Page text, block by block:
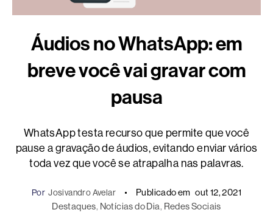
Áudios no WhatsApp: em
breve você vai gravar com
pausa
WhatsApp testa recurso que permite que você
pause a gravação de áudios, evitando enviar vários
toda vez que você se atrapalha nas palavras.
Por Josivandro Avelar Publicado em out 12, 2021
Destaques, Notícias do Dia, Redes Sociais